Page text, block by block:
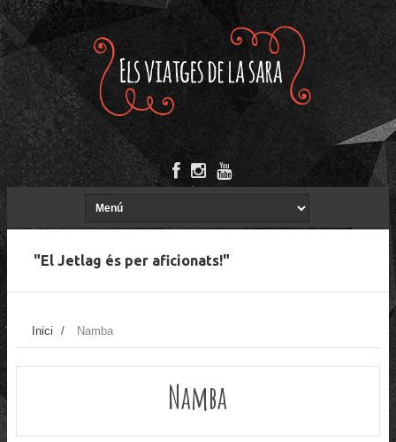
"El Jetlag és per aficionats!"
Inici / Namba
Namba